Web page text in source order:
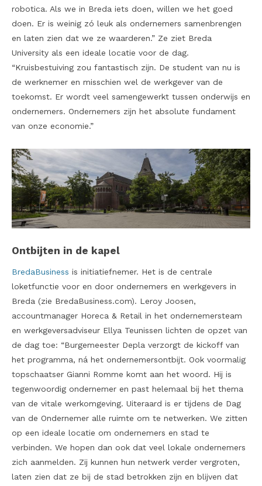
robotica. Als we in Breda iets doen, willen we het goed
doen. Er is weinig zó leuk als ondernemers samenbrengen
en laten zien dat we ze waarderen.” Ze ziet Breda
University als een ideale locatie voor de dag.
“Kruisbestuiving zou fantastisch zijn. De student van nu is
de werknemer en misschien wel de werkgever van de
toekomst. Er wordt veel samengewerkt tussen onderwijs en
ondernemers. Ondernemers zijn het absolute fundament
van onze economie.”
Ontbijten in de kapel
BredaBusiness is initiatiefnemer. Het is de centrale
loketfunctie voor en door ondernemers en werkgevers in
Breda (zie BredaBusiness.com). Leroy Joosen,
accountmanager Horeca & Retail in het ondernemersteam
en werkgeversadviseur Ellya Teunissen lichten de opzet van
de dag toe: “Burgemeester Depla verzorgt de kickoff van
het programma, ná het ondernemersontbijt. Ook voormalig
topschaatser Gianni Romme komt aan het woord. Hij is
tegenwoordig ondernemer en past helemaal bij het thema
van de vitale werkomgeving. Uiteraard is er tijdens de Dag
van de Ondernemer alle ruimte om te netwerken. We zitten
op een ideale locatie om ondernemers en stad te
verbinden. We hopen dan ook dat veel lokale ondernemers
zich aanmelden. Zij kunnen hun netwerk verder vergroten,
laten zien dat ze bij de stad betrokken zijn en blijven dat